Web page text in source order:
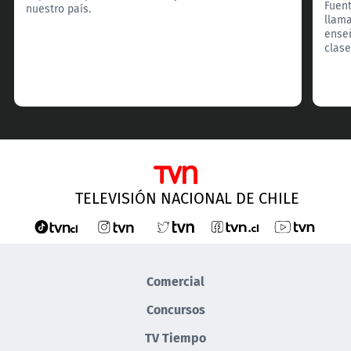
nuestro país.
TELEVISIÓN NACIONAL DE CHILE
Comercial
Concursos
TV Tiempo